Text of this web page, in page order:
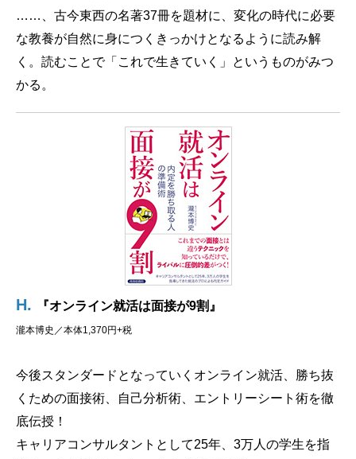
……、古今東西の名著37冊を題材に、変化の時代に必要
な教養が自然に身につくきっかけとなるように読み解
く。読むことで「これで生きていく」というものがみつ
かる。
H. 『オンライン就活は面接が9割』
瀧本博史／本体1,370円+税
今後スタンダードとなっていくオンライン就活、勝ち抜
くための面接術、自己分析術、エントリーシート術を徹
底伝授！
キャリアコンサルタントとして25年、3万人の学生を指